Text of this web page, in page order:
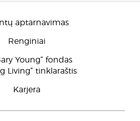
aptarnavimas
Renginiai
Young“ fondas
Living“ tinklaraštis
Karjera